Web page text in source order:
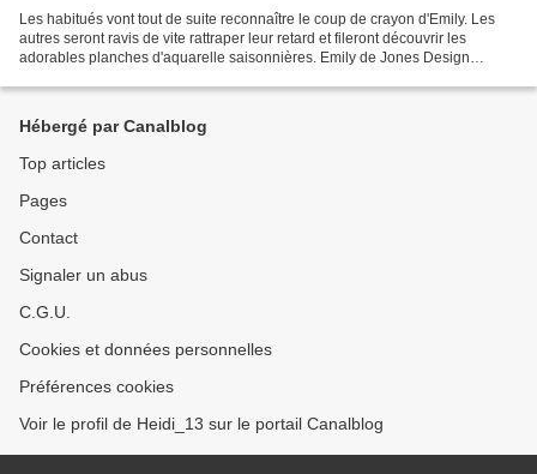
Les habitués vont tout de suite reconnaître le coup de crayon d'Emily. Les
autres seront ravis de vite rattraper leur retard et fileront découvrir les
adorables planches d'aquarelle saisonnières. Emily de Jones Design
Hébergé par Canalblog
Top articles
Pages
Contact
Signaler un abus
C.G.U.
Cookies et données personnelles
Préférences cookies
Voir le profil de Heidi_13 sur le portail Canalblog